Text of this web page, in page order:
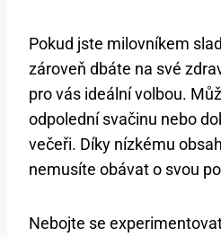
Pokud ⁣jste milovníkem
zároveň dbáte ⁣na své
⁢pro vás ideální volbou.
⁢odpolední svačinu nebo
večeři. Díky nízkému
nemusíte obávat o​ svou
Nebojte se